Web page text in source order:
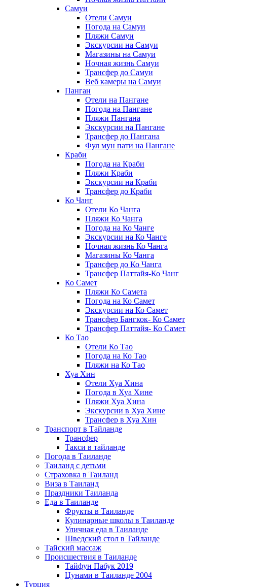
Самуи
Отели Самуи
Погода на Самуи
Пляжи Самуи
Экскурсии на Самуи
Магазины на Самуи
Ночная жизнь Самуи
Трансфер до Самуи
Веб камеры на Самуи
Панган
Отели на Пангане
Погода на Пангане
Пляжи Пангана
Экскурсии на Пангане
Трансфер до Пангана
Фул мун пати на Пангане
Краби
Погода на Краби
Пляжи Краби
Экскурсии на Краби
Трансфер до Краби
Ко Чанг
Отели Ко Чанга
Пляжи Ко Чанга
Погода на Ко Чанге
Экскурсии на Ко Чанге
Ночная жизнь Ко Чанга
Магазины Ко Чанга
Трансфер до Ко Чанга
Трансфер Паттайя-Ко Чанг
Ко Самет
Пляжи Ко Самета
Погода на Ко Самет
Экскурсии на Ко Самет
Трансфер Бангкок- Ко Самет
Трансфер Паттайя- Ко Самет
Ко Тао
Отели Ко Тао
Погода на Ко Тао
Пляжи на Ко Тао
Хуа Хин
Отели Хуа Хина
Погода в Хуа Хине
Пляжи Хуа Хина
Экскурсии в Хуа Хине
Трансфер в Хуа Хин
Транспорт в Тайланде
Трансфер
Такси в тайланде
Погода в Таиланде
Таиланд с детьми
Страховка в Таиланд
Виза в Таиланд
Праздники Таиланда
Еда в Таиланде
Фрукты в Таиланде
Кулинарные школы в Таиланде
Уличная еда в Таиланде
Шведский стол в Тайланде
Тайский массаж
Происшествия в Таиланде
Тайфун Пабук 2019
Цунами в Таиланде 2004
Турция